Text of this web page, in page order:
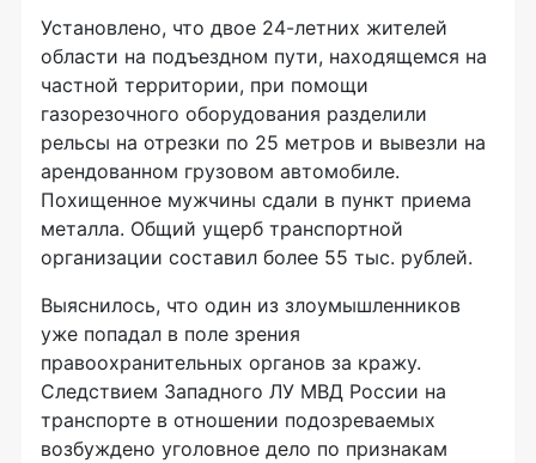
Установлено, что двое 24-летних жителей
области на подъездном пути, находящемся на
частной территории, при помощи
газорезочного оборудования разделили
рельсы на отрезки по 25 метров и вывезли на
арендованном грузовом автомобиле.
Похищенное мужчины сдали в пункт приема
металла. Общий ущерб транспортной
организации составил более 55 тыс. рублей.
Выяснилось, что один из злоумышленников
уже попадал в поле зрения
правоохранительных органов за кражу.
Следствием Западного ЛУ МВД России на
транспорте в отношении подозреваемых
возбуждено уголовное дело по признакам